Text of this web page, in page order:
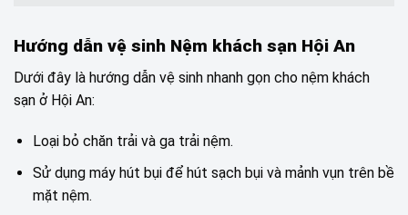
Hướng dẫn vệ sinh Nệm khách sạn Hội An
Dưới đây là hướng dẫn vệ sinh nhanh gọn cho nệm khách
sạn ở Hội An:
Loại bỏ chăn trải và ga trải nệm.
Sử dụng máy hút bụi để hút sạch bụi và mảnh vụn trên bề
mặt nệm.